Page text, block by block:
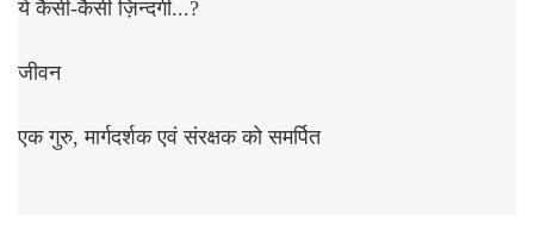
ये कैसी-कैसी ज़िन्दगी...?
जीवन
एक गुरु, मार्गदर्शक एवं संरक्षक को समर्पित